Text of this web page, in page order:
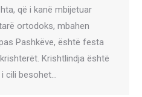
që i kanë mbijetuar
ortodoks, mbahen
Pashkëve, është festa
Krishtlindja është
cili besohet…